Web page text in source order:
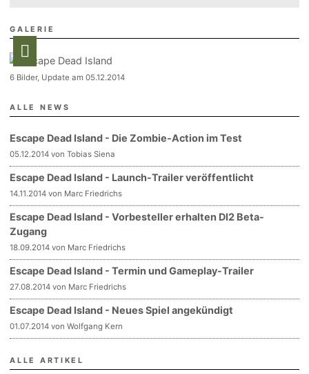
GALERIE
6 Bilder, Update am 05.12.2014
ALLE NEWS
Escape Dead Island - Die Zombie-Action im Test
05.12.2014 von Tobias Siena
Escape Dead Island - Launch-Trailer veröffentlicht
14.11.2014 von Marc Friedrichs
Escape Dead Island - Vorbesteller erhalten DI2 Beta-
Zugang
18.09.2014 von Marc Friedrichs
Escape Dead Island - Termin und Gameplay-Trailer
27.08.2014 von Marc Friedrichs
Escape Dead Island - Neues Spiel angekündigt
01.07.2014 von Wolfgang Kern
ALLE ARTIKEL